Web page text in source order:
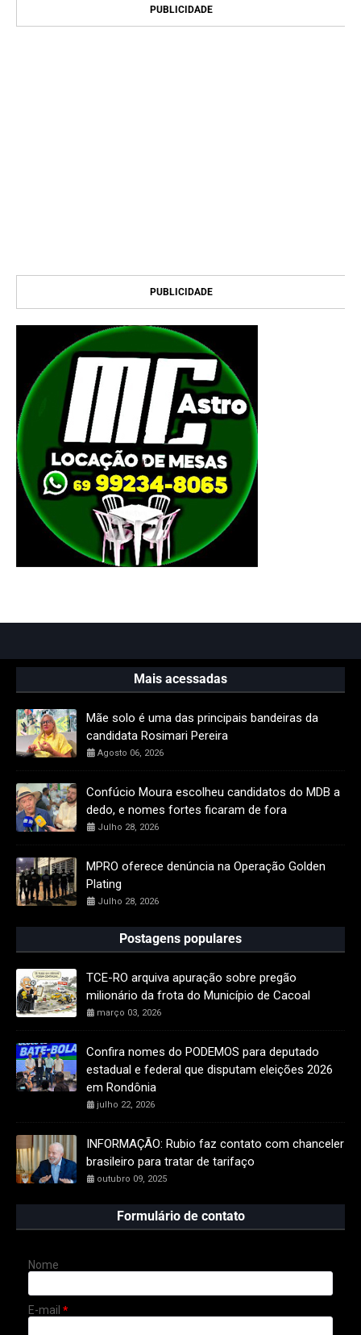
PUBLICIDADE
PUBLICIDADE
Mais acessadas
Mãe solo é uma das principais bandeiras da
candidata Rosimari Pereira
Agosto 06, 2026
Confúcio Moura escolheu candidatos do MDB a
dedo, e nomes fortes ficaram de fora
Julho 28, 2026
MPRO oferece denúncia na Operação Golden
Plating
Julho 28, 2026
Postagens populares
TCE-RO arquiva apuração sobre pregão
milionário da frota do Município de Cacoal
março 03, 2026
Confira nomes do PODEMOS para deputado
estadual e federal que disputam eleições 2026
em Rondônia
julho 22, 2026
INFORMAÇÃO: Rubio faz contato com chanceler
brasileiro para tratar de tarifaço
outubro 09, 2025
Formulário de contato
Nome
E-mail *